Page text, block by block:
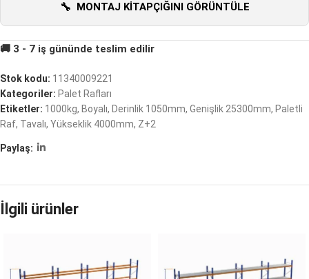
MONTAJ KITAPÇIĞINI GÖRÜNTÜLE
Stok kodu: 11340009221
Kategoriler: Palet Rafları
Etiketler: 1000kg, Boyalı, Derinlik 1050mm, Genişlik 25300mm, Paletli
Raf, Tavalı, Yükseklik 4000mm, Z+2
Paylaş:
İlgili ürünler